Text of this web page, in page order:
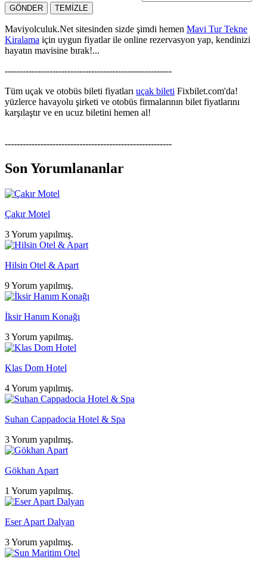
Maviyolculuk.Net sitesinden sizde şimdi hemen Mavi Tur Tekne
Kiralama için uygun fiyatlar ile online rezervasyon yap, kendinizi
hayatın mavisine bırak!...
--------------------------------------------------------
Tüm uçak ve otobüs bileti fiyatları uçak bileti Fixbilet.com'da!
yüzlerce havayolu şirketi ve otobüs firmalarının bilet fiyatlarını
karşılaştır ve en ucuz biletini hemen al!
--------------------------------------------------------
Son Yorumlananlar
Çakır Motel
3 Yorum yapılmış.
Hilsin Otel & Apart
9 Yorum yapılmış.
İksir Hanım Konağı
3 Yorum yapılmış.
Klas Dom Hotel
4 Yorum yapılmış.
Suhan Cappadocia Hotel & Spa
3 Yorum yapılmış.
Gökhan Apart
1 Yorum yapılmış.
Eser Apart Dalyan
3 Yorum yapılmış.